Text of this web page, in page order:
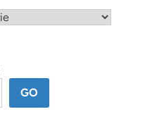
GO